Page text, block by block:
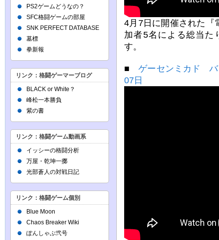
4月7日に開催された『
加者5名による総当た
す。
■ゲーセンミカド
07日
PS2ゲームどうなの？
SFC格闘ゲームの部屋
SNK PERFECT DATABASE
墓標
拳新報
リンク：格闘ゲーマーブログ
BLACK or White？
峰松一本勝負
紫の書
リンク：格闘ゲーム動画系
イッシーの格闘分析
万屋・乾坤一擲
光部蒼人の対戦日記
リンク：格闘ゲーム個別
Blue Moon
Chaos Breaker Wiki
ぽんしゃぶ弐号